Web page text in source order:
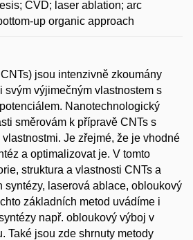
CVD; laser ablation; arc
up organic approach
jsou intenzivně zkoumány
svým výjimečným vlastnostem s
Nanotechnologický
směrovám k přípravě CNTs s
Je zřejmé, že je vhodné
a optimalizovat je. V tomto
struktura a vlastnosti CNTs a
syntézy, laserová ablace, obloukový
základních metod uvádíme i
např. obloukový výboj v
Také jsou zde shrnuty metody